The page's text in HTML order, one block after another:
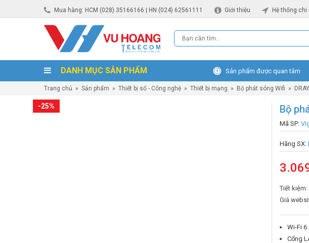
Mua hàng: HCM (028) 35166166 | HN (024) 62561111 Giới thiệu Hệ thống chi
DANH MỤC SẢN PHẨM Sản phẩm được quan tâm
Trang chủ » Sản phẩm » Thiết bị số - Công nghệ » Thiết bị mạng » Bộ phát sóng Wifi »
-25% Bộ
Mã SP:
Hãng SX:
Tiết kiệm:
Giá
Wi-Fi 6
Cổng